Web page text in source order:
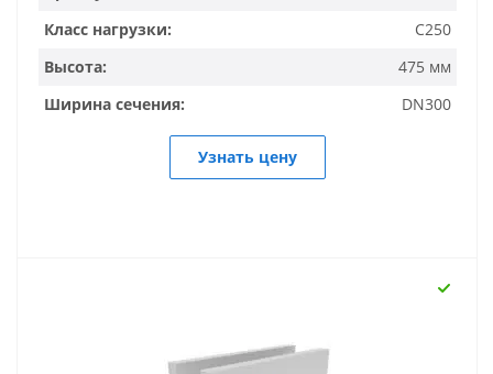
Класс нагрузки:
C250
Высота:
475 мм
Ширина сечения:
DN300
Узнать цену